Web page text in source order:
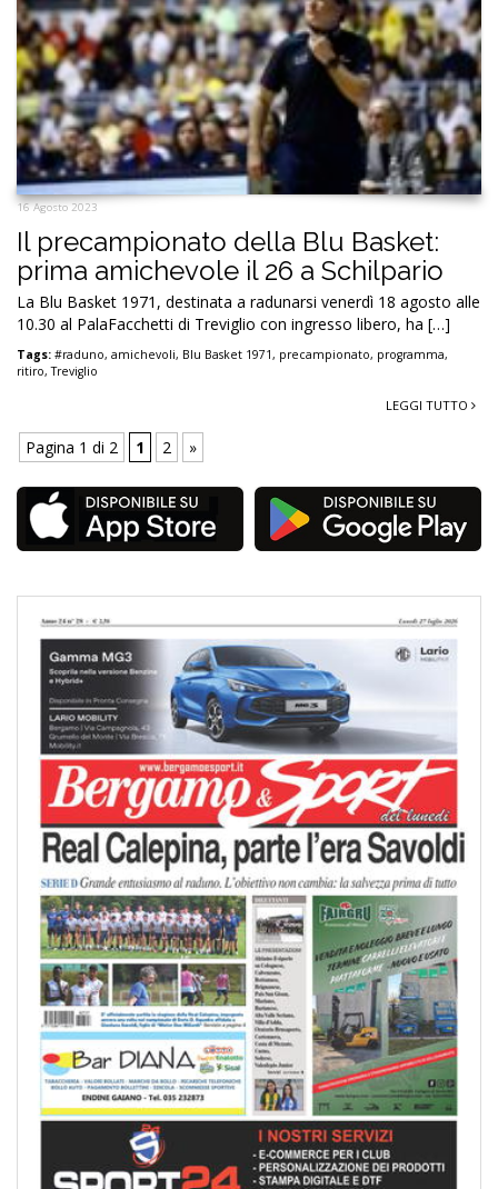
16 Agosto 2023
Il precampionato della Blu Basket:
prima amichevole il 26 a Schilpario
La Blu Basket 1971, destinata a radunarsi venerdì 18 agosto alle
10.30 al PalaFacchetti di Treviglio con ingresso libero, ha […]
Tags: #raduno, amichevoli, Blu Basket 1971, precampionato, programma,
ritiro,Treviglio
LEGGI TUTTO
Pagina 1 di 2 1 2 »